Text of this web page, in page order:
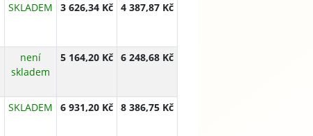
SKLADEM 3 626,34 Kč 4 387,87 Kč
není
skladem
5 164,20 Kč 6 248,68 Kč
SKLADEM 6 931,20 Kč 8 386,75 Kč